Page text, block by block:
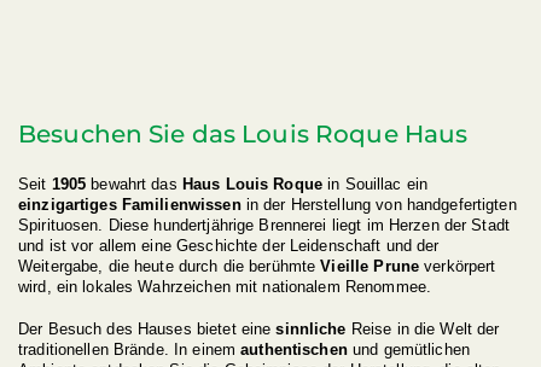
Besuchen Sie das Louis Roque Haus
Seit 1905 bewahrt das Haus Louis Roquein Souillac ein
einzigartiges Familienwissenin der Herstellung von handgefertigten
Spirituosen. Diese hundertjährige Brennerei liegt im Herzen der Stadt
und ist vor allem eine Geschichte der Leidenschaft und der
Weitergabe, die heute durch die berühmteVieille Prune verkörpert
wird, ein lokales Wahrzeichen mit nationalem Renommee.
Der Besuch des Hauses bietet einesinnliche Reise in die Welt der
traditionellen Brände. In einemauthentischenund gemütlichen